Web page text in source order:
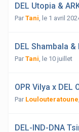
DEL Utopia &
Par Tani le 1 avril
DEL Shambala
Par Tani le 10 juillet
OPR Vilya x DEL
Par Loulouteratoune
DEL-IND-DNA